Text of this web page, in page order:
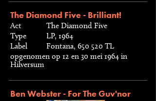
The Diamond Five - Brilliant!
Act
The Diamond Five
Type
LP, 1964
Label
Fontana, 650 520 TL
opgenomen op 12 en 30 mei 1964 in
Hilversum
Ben Webster - For The Guv'nor